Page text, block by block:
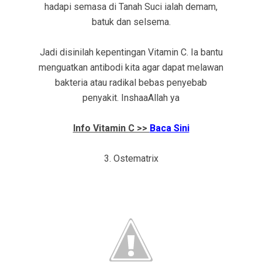
hadapi semasa di Tanah Suci ialah demam,
batuk dan selsema.
Jadi disinilah kepentingan Vitamin C. Ia bantu
menguatkan antibodi kita agar dapat melawan
bakteria atau radikal bebas penyebab
penyakit. InshaaAllah ya
Info Vitamin C >> Baca Sini
3. Ostematrix